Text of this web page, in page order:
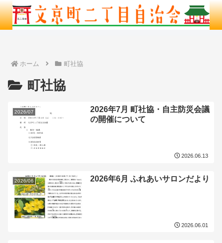
ホーム 町社協
町社協
2026/07
2026年7月 町社協・自主防災会議
の開催について
2026.06.13
2026/06 2026年6月 ふれあいサロンだより
2026.06.01